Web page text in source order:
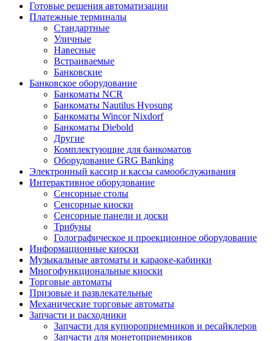
Готовые решения автоматизации
Платежные терминалы
Стандартные
Уличные
Навесные
Встраиваемые
Банковские
Банковское оборудование
Банкоматы NCR
Банкоматы Nautilus Hyosung
Банкоматы Wincor Nixdorf
Банкоматы Diebold
Другие
Комплектующие для банкоматов
Оборудование GRG Banking
Электронный кассир и кассы самообслуживания
Интерактивное оборудование
Сенсорные столы
Сенсорные киоски
Сенсорные панели и доски
Трибуны
Голографическое и проекционное оборудование
Информационные киоски
Музыкальные автоматы и караоке-кабинки
Многофункциональные киоски
Торговые автоматы
Призовые и развлекательные
Механические торговые автоматы
Запчасти и расходники
Запчасти для купюроприемников и ресайклеров
Запчасти для монетоприемников